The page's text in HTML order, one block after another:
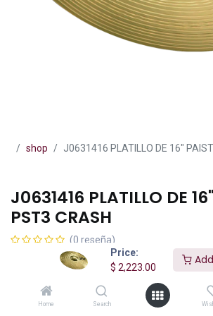
Price:
$ 2,223.00
Home Search
shop J0631416 PLATILLO DE 16"
J0631416 PLATILLO DE
PST3 CRASH
(0 reseña)
La serie PST7 es una línea de platillos
que busca un sonido, imagen, y sensación
aleación base para esta serie es el bronce